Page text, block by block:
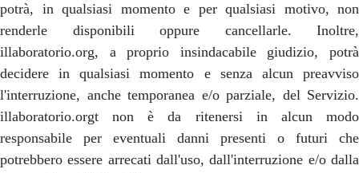
potrà, in qualsiasi momento e per qualsiasi motivo, non
renderle disponibili oppure cancellarle. Inoltre,
illaboratorio.org, a proprio insindacabile giudizio, potrà
decidere in qualsiasi momento e senza alcun preavviso
l'interruzione, anche temporanea e/o parziale, del Servizio.
illaboratorio.orgt non è da ritenersi in alcun modo
responsabile per eventuali danni presenti o futuri che
potrebbero essere arrecati dall'uso, dall'interruzione e/o dalla